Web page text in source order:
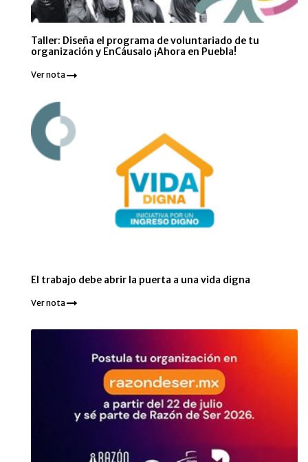
Taller: Diseña el programa de voluntariado de tu
organización y EnCáusalo ¡Ahora en Puebla!
Ver nota
El trabajo debe abrir la puerta a una vida digna
Ver nota